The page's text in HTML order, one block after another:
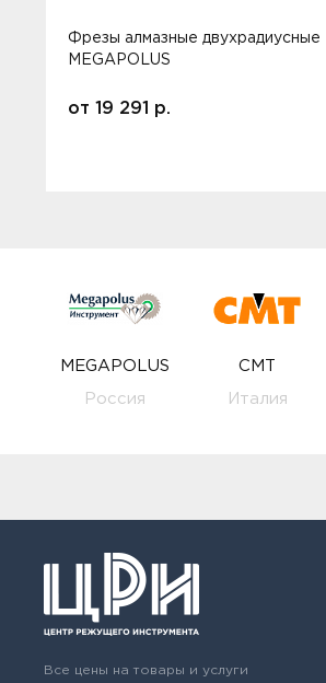
Фрезы алмазные двухрадиусные
MEGAPOLUS
от 19 291 р.
MEGAPOLUS
Россия
CMT
Италия
Все цены на товары и услуги